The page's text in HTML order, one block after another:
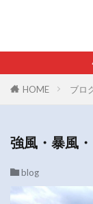
HOME ブロ
強風・暴風・
blog